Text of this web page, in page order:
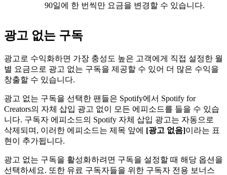
90일에 한 번씩만 요금을 변경할 수 있습니다.
광고 없는 구독
광고로 수익화하면 가장 충성도 높은 고객에게 직접 설정한 월
별 요금으로 광고 없는 구독을 제공할 수 있어 더 많은 수익을
창출할 수 있습니다.
광고 없는 구독을 선택한 팬들은 Spotify에서 Spotify for
Creators의 자체 삽입 광고 없이 모든 에피소드를 들을 수 있습
니다. 구독자 에피소드의 Spotify 자체 삽입 광고는 자동으로
삭제되며, 이러한 에피소드는 제목 앞에 [광고 없음]이라는 표
현이 추가됩니다.
광고 없는 구독을 활성화하려면 구독을 설정할 때 해당 옵션을
선택하세요. 또한 유료 구독자들을 위한 구독자 전용 보너스